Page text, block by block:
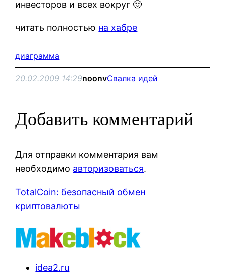
инвесторов и всех вокруг 🙂
читать полностью на хабре
диаграмма
20.02.2009 14:29noonvСвалка идей
Добавить комментарий
Для отправки комментария вам
необходимо авторизоваться.
TotalCoin: безопасный обмен
криптовалюты
idea2.ru